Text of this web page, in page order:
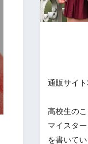
通販サイ
高校生の
マイスタ
を書いてい